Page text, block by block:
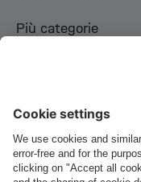
Più categorie